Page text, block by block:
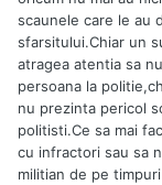
scaunele care le au
sfarsitului.Chiar un
atragea atentia sa
persoana la
nu prezinta pericol
politisti.Ce sa mai
cu infractori sau sa
militian de pe